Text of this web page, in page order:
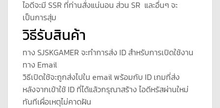
ไอดีจะมี SSR ที่ท่านสั่งแน่นอน ส่วน SR และอื่นๆ จะ
เป็นการสุ่ม
วิธีรับสินค้า
ทาง SJSKGAMER จะทำการส่ง ID สำหรับการเปิดใช้งาน
ทาง Email
วิธีเปิดใช้จะถูกส่งไปใน email พร้อมกับ ID เกมที่ส่ง
หลังจากเข้าใช้ ID ที่ได้แล้วกรุณาสร้าง ไอดีหรัสผ่านใหม่
ทันทีเผื่อเหตุไม่คาดฝัน